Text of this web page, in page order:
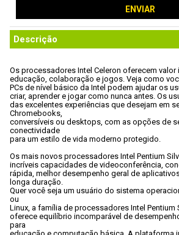
ENVIAR
Descrição
Os processadores Intel Celeron oferecem valor
educação, colaboração e jogos. Veja como
PCs de nível básico da Intel podem ajudar os
criar, aprender e jogar como nunca antes. Os
das excelentes experiências que desejam em
Chromebooks,
conversíveis ou desktops, com as opções de
conectividade
para um estilo de vida moderno protegido.
Os mais novos processadores Intel Pentium
incríveis capacidades de videoconferência,
rápida, melhor desempenho geral de
longa duração.
Quer você seja um usuário do sistema
ou
Linux, a família de processadores Intel Pentium
oferece equilíbrio incomparável de
para